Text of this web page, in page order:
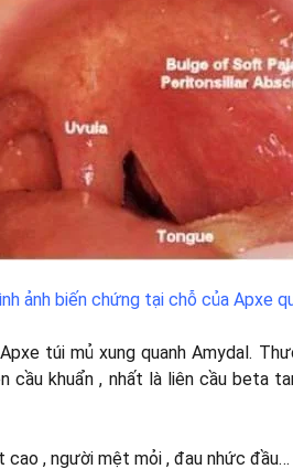
ảnh biến chứng tại chỗ của Apxe
túi mủ xung quanh Amydal.
cầu khuẩn , nhất là liên cầu beta
cao , người mệt mỏi , đau nhức đầu…